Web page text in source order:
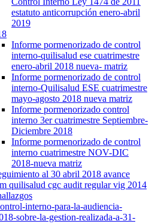
estatuto anticorrupción enero-abril
2019
Informe pormenorizado de control
interno-quilisalud ese cuatrimestre
enero-abril 2018 nueva- matriz
Informe pormenorizado de control
interno-Quilisalud ESE cuatrimestre
mayo-agosto 2018 nueva matriz
Informe pormenorizado control
interno 3er cuatrimestre Septiembre-
Diciembre 2018
Informe pormenorizado de control
interno cuatrimestre NOV-DIC
2018-nueva matriz
al 30 abril 2018 avance
quilisalud cgc audit regular vig 2014
interno-para-la-audiencia-
sobre-la-gestion-realizada-a-31-